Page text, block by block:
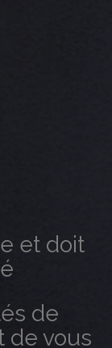
et doit
de
de vous